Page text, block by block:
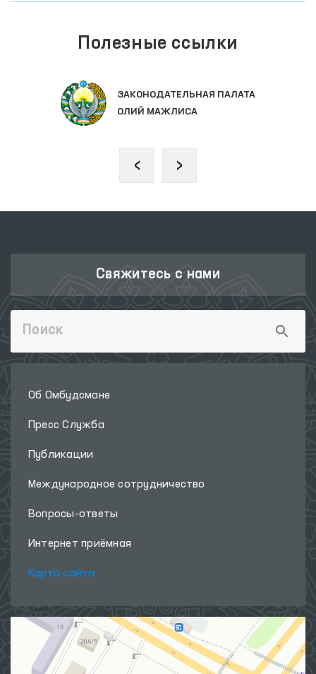
Полезные ссылки
ЗАКОНОДАТЕЛЬНАЯ ПАЛАТА
ОЛИЙ МАЖЛИСА
‹ ›
Свяжитесь с нами
Об Омбудсмане
Пресс Служба
Публикации
Международное сотрудничество
Вопросы-ответы
Интернет приёмная
Карта сайта